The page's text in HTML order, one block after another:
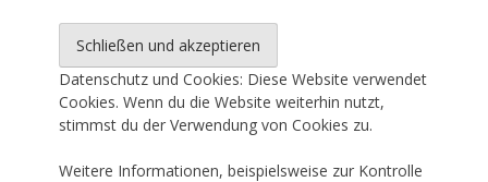
Datenschutz und Cookies: Diese Website verwendet
Cookies. Wenn du die Website weiterhin nutzt,
stimmst du der Verwendung von Cookies zu.
Weitere Informationen, beispielsweise zur Kontrolle